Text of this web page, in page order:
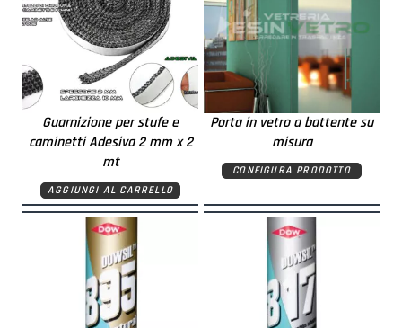
Guarnizione per stufe e
caminetti Adesiva 2 mm x 2
mt
AGGIUNGI AL CARRELLO
Porta in vetro a battente su
misura
CONFIGURA PRODOTTO